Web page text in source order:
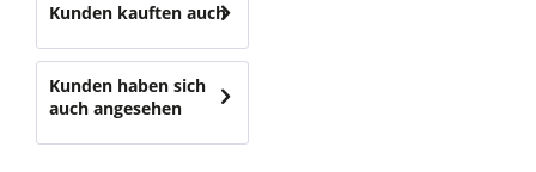
Kunden kauften auch
Kunden haben sich
auch angesehen